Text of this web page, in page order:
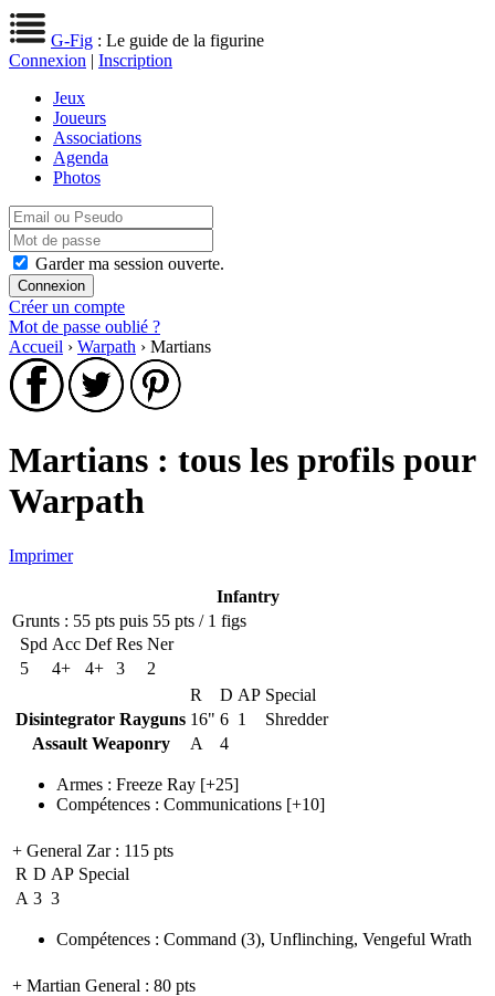
G-Fig : Le guide de la figurine
Connexion | Inscription
Jeux
Joueurs
Associations
Agenda
Photos
Garder ma session ouverte.
Créer un compte
Mot de passe oublié ?
Accueil › Warpath › Martians
Martians : tous les profils pour
Warpath
Imprimer
Infantry
Grunts : 55 pts puis 55 pts / 1 figs
Spd Acc Def Res Ner
5
4+ 4+ 3
2
R
D AP Special
Disintegrator Rayguns 16" 6 1
Shredder
Assault Weaponry
A 4
Armes : Freeze Ray [+25]
Compétences : Communications [+10]
+ General Zar: 115 pts
R D AP Special
A 3 3
Compétences : Command (3), Unflinching, Vengeful Wrath
+ Martian General : 80 pts